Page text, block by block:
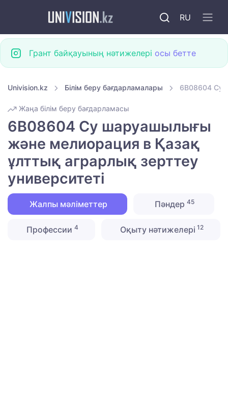
RU
Грант байқауының нәтижелері осы бетте
Univision.kz Білім беру бағдарламалары 6B08604 Су
Жаңа білім беру бағдарламасы
6B08604 Су шаруашылығы
және мелиорация в Қазақ
ұлттық аграрлық зерттеу
университеті
Жалпы мәліметтер Пәндер45
Профессии 4 Оқыту нәтижелері 12